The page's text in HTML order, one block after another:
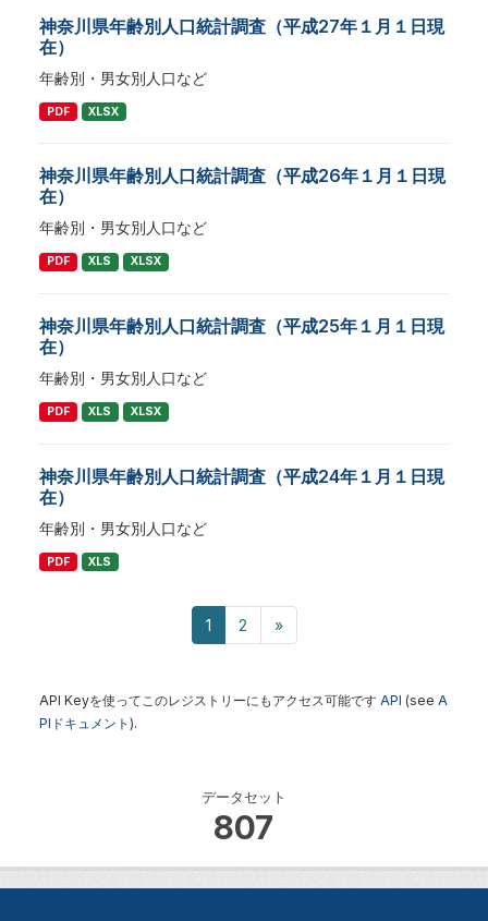
データセット
807
神奈川県年齢別人口統計調査（平成27年１月１日現
在）
年齢別・男女別人口など
PDF XLSX
神奈川県年齢別人口統計調査（平成26年１月１日現
在）
年齢別・男女別人口など
PDF XLS XLSX
神奈川県年齢別人口統計調査（平成25年１月１日現
在）
年齢別・男女別人口など
PDF XLS XLSX
神奈川県年齢別人口統計調査（平成24年１月１日現
在）
年齢別・男女別人口など
PDF XLS
1 2 »
API Keyを使ってこのレジストリーにもアクセス可能です API (see A
PIドキュメント ).